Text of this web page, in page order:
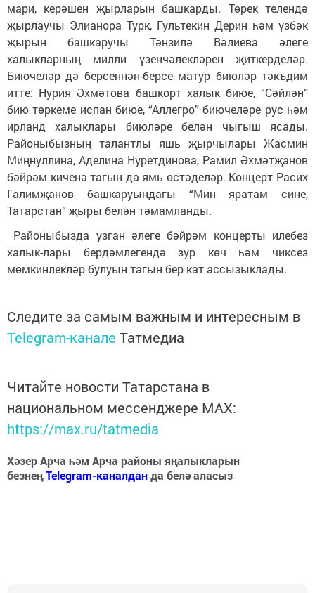
мари, керәшен җырларын башкарды. Төрек телендә
җырлаучы Элианора Турк, Гультекин Дерин һәм үзбәк
җырын башкаручы Тәнзилә Вәлиева әлеге
халыкларның милли үзенчәлекләрен җиткерделәр.
Биючеләр дә берсеннән-берсе матур биюләр тәкъдим
итте: Нурия Әхмәтова башкорт халык биюе, “Сәйлән”
бию төркеме испан биюе, “Аллегро” биючеләре рус һәм
ирланд халыклары биюләре белән чыгыш ясады.
Районыбызның талантлы яшь җырчылары Жасмин
Миңнуллина, Аделина Нуретдинова, Рамил Әхмәтҗанов
бәйрәм киченә тагын да ямь өстәделәр. Концерт Расих
Галимҗанов башкаруындагы “Мин яратам сине,
Татарстан” җыры белән тәмамланды.
Районыбызда узган әлеге бәйрәм концерты илебез
халык-лары бердәмлегендә зур көч һәм чиксез
мөмкинлекләр булуын тагын бер кат ассызыклады.
Следите за самым важным и интересным в
Telegram-канале Татмедиа
Читайте новости Татарстана в
национальном мессенджере MАХ:
https://max.ru/tatmedia
Хәзер Арча һәм Арча районы яңалыкларын
безнеңTelegram-каналданда белә аласыз